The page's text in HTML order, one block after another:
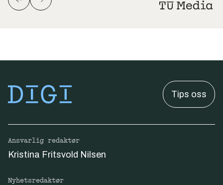
Tips oss
Ansvarlig redaktør
Kristina Fritsvold Nilsen
Nyhetsredaktør